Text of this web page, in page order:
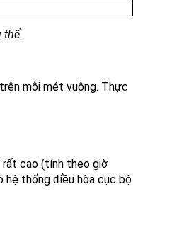
thể.
mỗi mét vuông. Thực
rất cao (tính theo giờ
hệ thống điều hòa cục bộ